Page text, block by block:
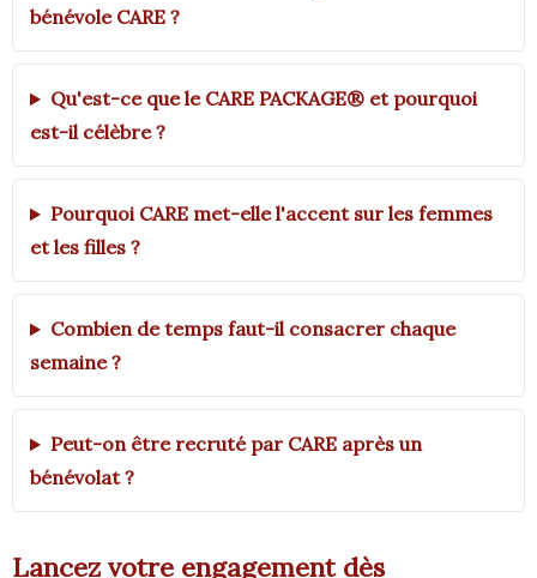
bénévole CARE ?
Qu'est-ce que le CARE PACKAGE® et pourquoi
est-il célèbre ?
Pourquoi CARE met-elle l'accent sur les femmes
et les filles ?
Combien de temps faut-il consacrer chaque
semaine ?
Peut-on être recruté par CARE après un
bénévolat ?
Lancez votre engagement dès